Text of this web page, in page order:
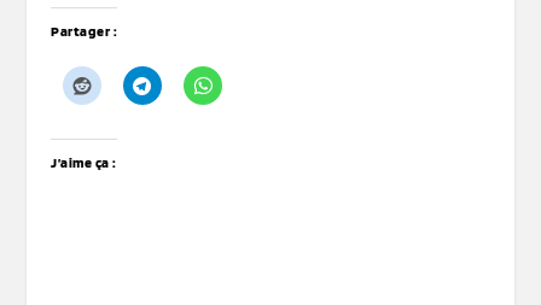
Partager :
J’aime ça :